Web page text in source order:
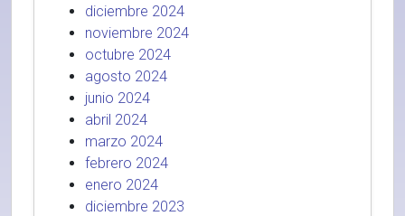
diciembre 2024
noviembre 2024
octubre 2024
agosto 2024
junio 2024
abril 2024
marzo 2024
febrero 2024
enero 2024
diciembre 2023